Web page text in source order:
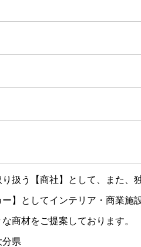
扱う【商社】として、また、
】としてインテリア・商業施
商材をご提案しております。
県